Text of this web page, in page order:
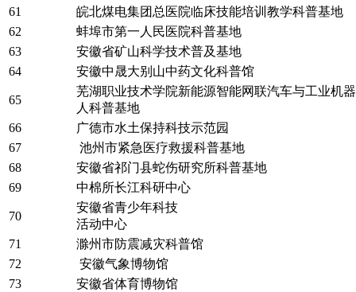
61
皖北煤电集团总医院临床技能培训教学科普基地
62
蚌埠市第一人民医院科普基地
63
安徽省矿山科学技术普及基地
64
安徽中晟大别山中药文化科普馆
65
芜湖职业技术学院新能源智能网联汽车与工业机器
人科普基地
66
广德市水土保持科技示范园
67
池州市紧急医疗救援科普基地
68
安徽省祁门县蛇伤研究所科普基地
69
中棉所长江科研中心
70
安徽省青少年科技
活动中心
71
滁州市防震减灾科普馆
72
安徽气象博物馆
73
安徽省体育博物馆